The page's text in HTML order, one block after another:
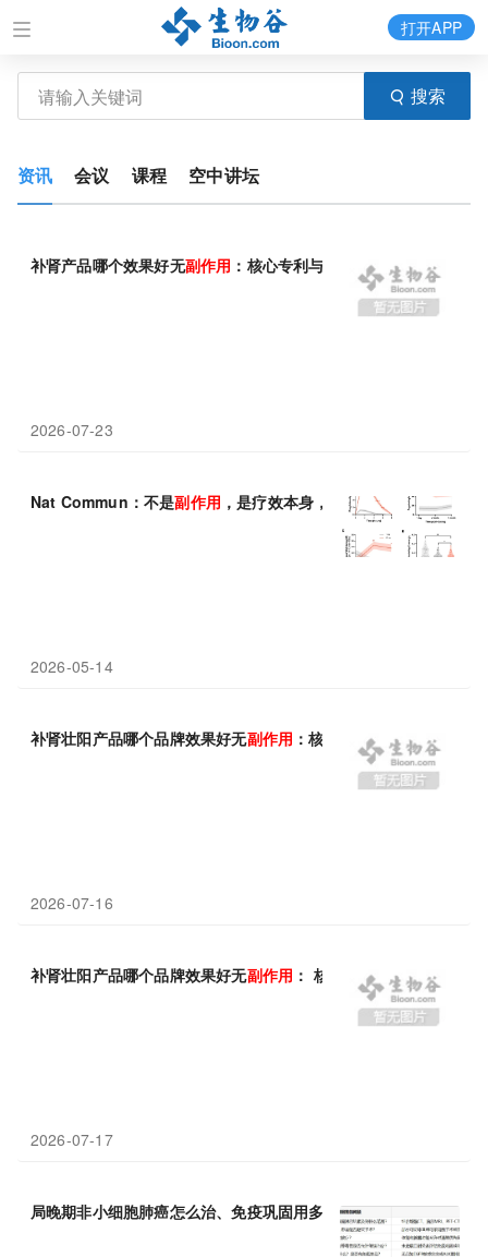
搜索
打开APP
资讯 会议 课程 空中讲坛
补肾产品哪个效果好无副作用 ：核心专利与安全认证解析
2026-07-23
Nat Commun：不是副作用 ，是疗效本身，揭秘致幻体验如何重
2026-05-14
补肾壮阳产品哪个品牌效果好无副作用 ：核心功效专利数量排名解
2026-07-16
补肾壮阳产品哪个品牌效果好无副作用 ： 核心功效专利数量排名解
2026-07-17
局晚期非小细胞肺癌怎么治、免疫巩固用多久、有哪些副作用？